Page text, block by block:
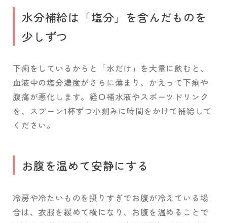
水分補給は「塩分」を含んだものを
少しずつ
下痢をしているからと「水だけ」を大量に飲むと、
血液中の塩分濃度がさらに薄まり、かえって下痢や
腹痛が悪化します。経口補水液やスポーツドリンク
を、スプーン1杯ずつ小刻みに時間をかけて補給して
ください。
お腹を温めて安静にする
冷房や冷たいものを摂りすぎでお腹が冷えている場
合は、衣服を緩めて横になり、お腹を温めることで